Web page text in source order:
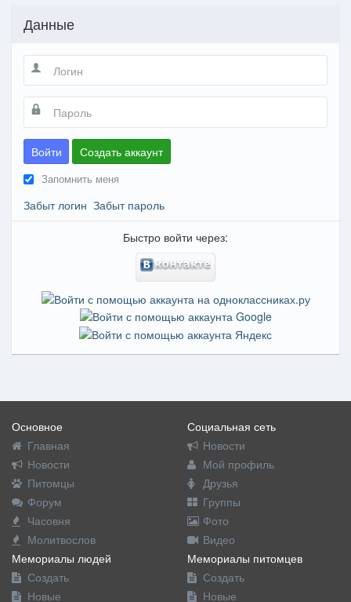
Данные
Войти Создать аккаунт
Запомнить меня
Забыт логин Забыт пароль
Быстро войти через:
Основное
Главная
Новости
Питомцы
Форум
Часовня
Молитвослов
Социальная сеть
Новости
Мой профиль
Друзья
Группы
Фото
Видео
Мемориалы людей
Создать
Новые
Мемориалы питомцев
Создать
Новые